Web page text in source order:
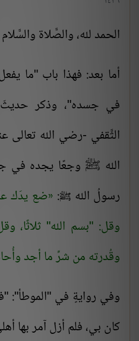
الحمد لله، والصَّلاة
أما بعد: فهذا باب "ما
في جسده"، وذكر
الثَّقفي -رضي الله
الله ﷺ وجعًا يجده في
رسولُ الله ﷺ: ضع يدَك
وقل: "بسم الله" ثلاثًا،
وقُدرته من شرِّ ما أجد
وفي روايةٍ في "الموطأ":
كان بي، فلم أزل آمر بها